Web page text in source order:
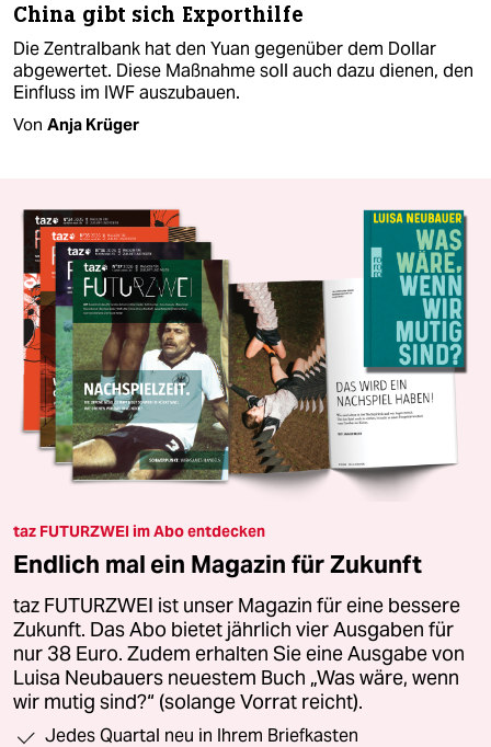
China gibt sich Exporthilfe
Die Zentralbank hat den Yuan gegenüber dem Dollar
abgewertet. Diese Maßnahme soll auch dazu dienen, den
Einfluss im IWF auszubauen.
Von Anja Krüger
taz FUTURZWEI im Abo entdecken
Endlich mal ein Magazin für Zukunft
taz FUTURZWEI ist unser Magazin für eine bessere
Zukunft. Das Abo bietet jährlich vier Ausgaben für
nur 38 Euro. Zudem erhalten Sie eine Ausgabe von
Luisa Neubauers neuestem Buch „Was wäre, wenn
wir mutig sind?“ (solange Vorrat reicht).
Jedes Quartal neu in Ihrem Briefkasten